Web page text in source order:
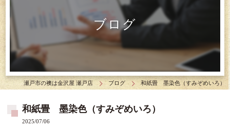
ブログ
瀬戸市の襖は金沢屋 瀬戸店 ブログ 和紙畳 墨染色（すみぞめいろ）
和紙畳 墨染色（すみぞめいろ）
2025/07/06